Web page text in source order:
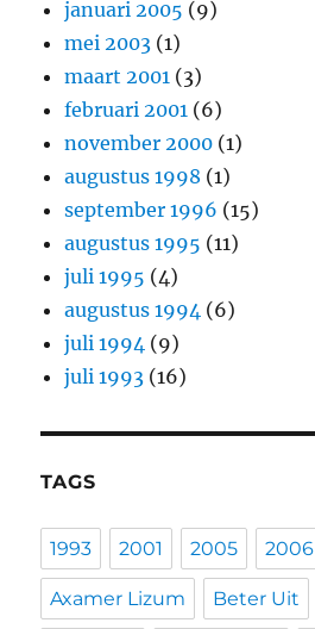
januari 2005 (9)
mei 2003 (1)
maart 2001 (3)
februari 2001 (6)
november 2000 (1)
augustus 1998 (1)
september 1996 (15)
augustus 1995 (11)
juli 1995 (4)
augustus 1994 (6)
juli 1994 (9)
juli 1993 (16)
TAGS
1993 2001 2005 2006
Axamer Lizum Beter Uit